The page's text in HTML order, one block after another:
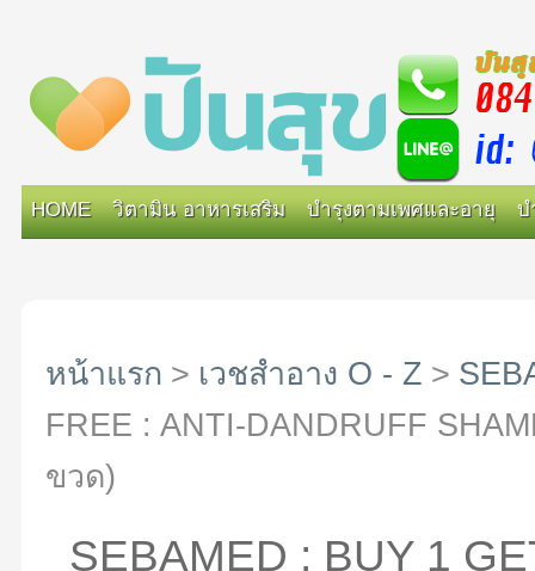
HOME วิตามิน อาหารเสริม บำรุงตามเพศและอายุ บ
หน้าแรก > เวชสำอาง O - Z >
FREE : ANTI-DANDRUFF
ขวด)
SEBAMED : BUY 1